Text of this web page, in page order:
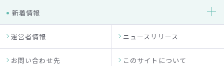
新着情報
運営者情報 ニュースリリース
お問い合わせ先 このサイトについて